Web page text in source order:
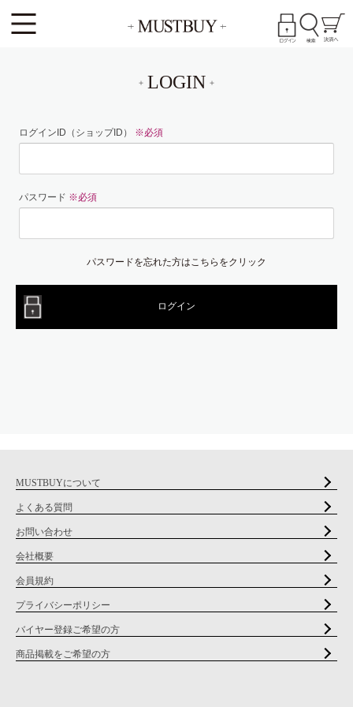
LOGIN
ログインID（ショップID） ※必須
パスワード ※必須
パスワードを忘れた方はこちらをクリック
MUSTBUYについて
よくある質問
お問い合わせ
会社概要
会員規約
プライバシーポリシー
バイヤー登録ご希望の方
商品掲載をご希望の方